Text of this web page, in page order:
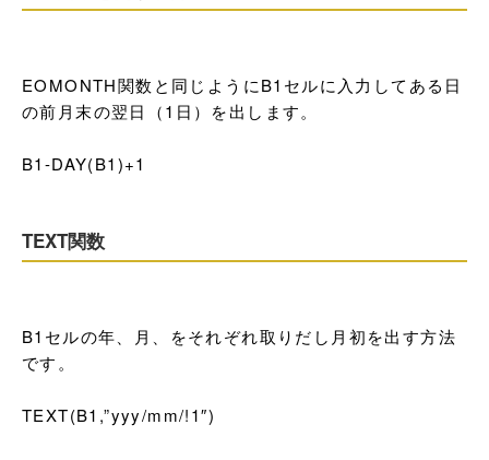
EOMONTH関数と同じようにB1セルに入力してある日
の前月末の翌日（1日）を出します。
B1-DAY(B1)+1
TEXT関数
B1セルの年、月、をそれぞれ取りだし月初を出す方法
です。
TEXT(B1,”yyy/mm/!1″)